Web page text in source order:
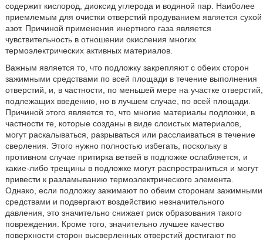
содержит кислород, диоксид углерода и водяной пар. Наиболее
приемлемым для очистки отверстий продуванием является сухой
азот. Причиной применения инертного газа является
чувствительность в отношении окисления многих
термоэлектрических активных материалов.
Важным является то, что подложку закрепляют с обеих сторон
зажимными средствами по всей площади в течение выполнения
отверстий, и, в частности, по меньшей мере на участке отверстий,
подлежащих введению, но в лучшем случае, по всей площади.
Причиной этого является то, что многие материалы подложки, в
частности те, которые созданы в виде слоистых материалов,
могут раскалываться, разрываться или расслаиваться в течение
сверления. Этого нужно полностью избегать, поскольку в
противном случае притирка ветвей в подложке ослабляется, и
какие-либо трещины в подложке могут распространиться и могут
привести к разламыванию термоэлектрического элемента.
Однако, если подложку зажимают по обеим сторонам зажимными
средствами и подвергают воздействию незначительного
давления, это значительно снижает риск образования такого
повреждения. Кроме того, значительно лучшее качество
поверхности сторон высверленных отверстий достигают по